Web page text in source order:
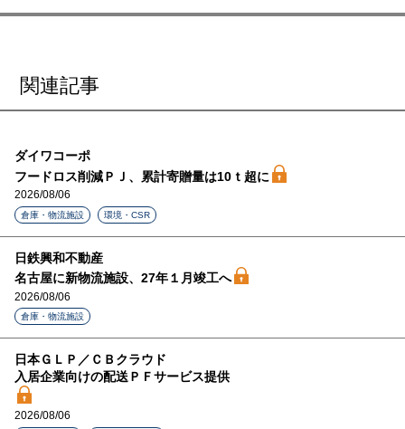
関連記事
ダイワコーポ
フードロス削減ＰＪ、累計寄贈量は10ｔ超に
2026/08/06
倉庫・物流施設 環境・CSR
日鉄興和不動産
名古屋に新物流施設、27年１月竣工へ
2026/08/06
倉庫・物流施設
日本ＧＬＰ／ＣＢクラウド
入居企業向けの配送ＰＦサービス提供
2026/08/06